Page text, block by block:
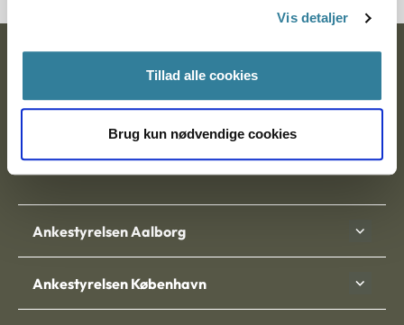
Vis detaljer
Tillad alle cookies
Brug kun nødvendige cookies
Postadresse:
Nytorv 7, 2. sal
9000 Aalborg
Ankestyrelsen Aalborg
Ankestyrelsen København